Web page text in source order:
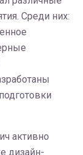
Среди них:
активно
дизайн-